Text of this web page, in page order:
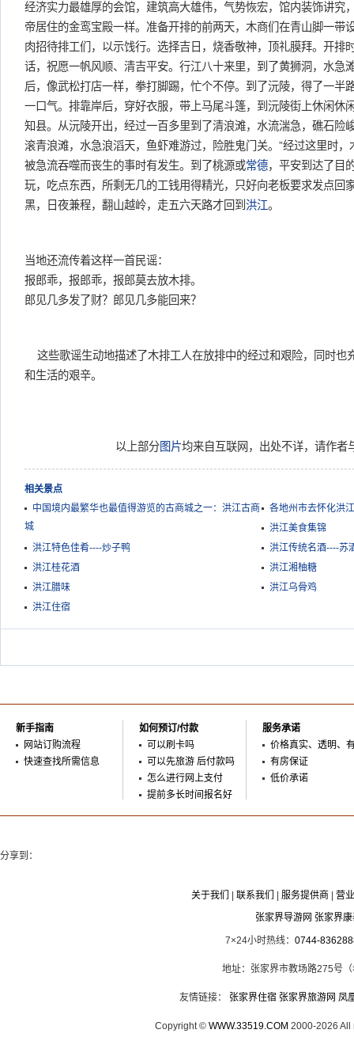
经济实力最雄厚的会馆，建筑高大雄伟，气势恢宏，馆内装饰讲究
帝居住的金鸾宝殿一样。准备开排的前两天，木商们在青山脚一带
肉招待排工们，以示饯行。选择吉日，烧香敬神，顶礼膜拜。开排
话，祝愿一帆风顺、清吉平安。行江八十来里，到了黄狮洞，水急
后，像武松打店一样，拳打脚踢，忙个不停。到了沅陵，得了一半
一口气。排靠岸后，穿好衣服，带上马尾斗篷，到沅陵街上休闲休
知县。从沅陵开出，经过一百多里到了清浪滩，水流湍急，礁石险
滚青浪滩，水急浪滔天，鱼虾难游过，险胜鬼门关。”经过这里时
被急流吞噬而丧生的事时有发生。到了桃源或常德，平安到达了目
玩，吃点东西，所剩无几的工钱用得精光，只好向老板要求发点回
黑，日夜兼程，翻山越岭，走五六天路才回到洪江。
当地还流传着这样一首民谣：
报郎乖，报郎乖，报郎莫去放木排。
郎见几多发了财？郎见几多能回来？
这些歌谣生动地描述了木排工人在放排中的经过和艰险，同时也
和生活的艰辛。
以上部分图片均来自互联网，出处不详，请作者
相关景点
中国境内最繁华也最值得游览的古商城之一：洪江古商
城
各地州市去怀化洪
洪江美食集锦
洪江特色佳肴----炒子鸭
洪江传统名酒----苏
洪江桂花酒
洪江湘柚糖
洪江腊味
洪江乌骨鸡
洪江住宿
新手指南
网站订购流程
快速查找所需信息
如何预订/付款
可以刷卡吗
可以先旅游 后付款吗
怎么进行网上支付
提前多长时间报名好
服务承诺
价格真实、透明、
有房保证
低价承诺
分享到：
关于我们 联系我们 服务提供商
营
张家界导游网 张家界
7×24小时热线： 0744-
地址：张家界市教场路275号
友情链接： 张家界住宿 张家界旅游网 凤
Copyright © WWW.33519.COM 2000-2026 All